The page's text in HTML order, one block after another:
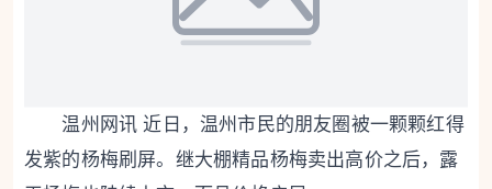
温州网讯 近日，温州市民的朋友圈被一颗颗红得
发紫的杨梅刷屏。继大棚精品杨梅卖出高价之后，露